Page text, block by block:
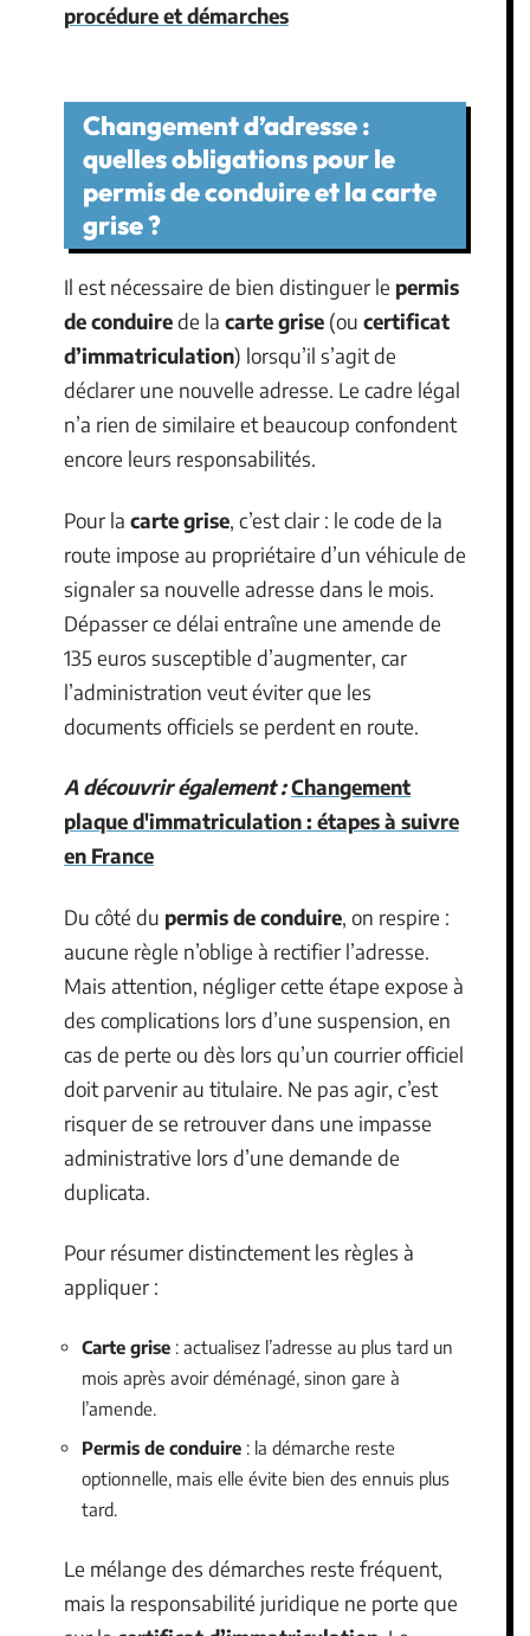
procédure et démarches
Changement d’adresse :
quelles obligations pour le
permis de conduire et la carte
grise ?
Il est nécessaire de bien distinguer le permis
de conduirede la carte grise (ou certificat
d’immatriculation) lorsqu’il s’agit de
déclarer une nouvelle adresse. Le cadre légal
n’a rien de similaire et beaucoup confondent
encore leurs responsabilités.
Pour la carte grise, c’est clair : le code de la
route impose au propriétaire d’un véhicule de
signaler sa nouvelle adresse dans le mois.
Dépasser ce délai entraîne une amende de
135 euros susceptible d’augmenter, car
l’administration veut éviter que les
documents officiels se perdent en route.
A découvrir également :Changement
plaque d'immatriculation : étapes à suivre
en France
Du côté du permis de conduire, on respire :
aucune règle n’oblige à rectifier l’adresse.
Mais attention, négliger cette étape expose à
des complications lors d’une suspension, en
cas de perte ou dès lors qu’un courrier officiel
doit parvenir au titulaire. Ne pas agir, c’est
risquer de se retrouver dans une impasse
administrative lors d’une demande de
duplicata.
Pour résumer distinctement les règles à
appliquer :
Carte grise : actualisez l’adresse au plus tard un
mois après avoir déménagé, sinon gare à
l’amende.
Permis de conduire : la démarche reste
optionnelle, mais elle évite bien des ennuis plus
tard.
Le mélange des démarches reste fréquent,
mais la responsabilité juridique ne porte que